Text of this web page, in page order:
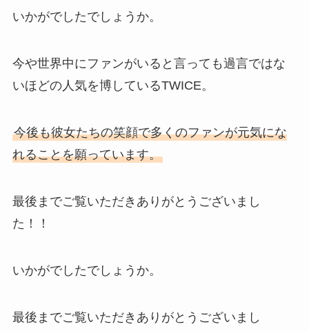
いかがでしたでしょうか。
今や世界中にファンがいると言っても過言ではな
いほどの人気を博しているTWICE。
今後も彼女たちの笑顔で多くのファンが元気にな
れることを願っています。
最後までご覧いただきありがとうございまし
た！！
いかがでしたでしょうか。
最後までご覧いただきありがとうございまし